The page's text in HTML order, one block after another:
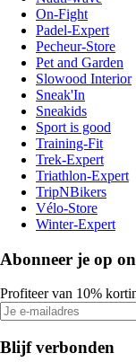
On-Fight
Padel-Expert
Pecheur-Store
Pet and Garden
Slowood Interior
Sneak'In
Sneakids
Sport is good
Training-Fit
Trek-Expert
Triathlon-Expert
TripNBikers
Vélo-Store
Winter-Expert
Abonneer je op
Profiteer van 10%
Blijf verbonden